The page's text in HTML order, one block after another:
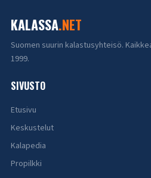
KALASSA.NET
Suomen suurin kalastusyhteisö.
1999.
SIVUSTO
Etusivu
Keskustelut
Kalapedia
Propilkki